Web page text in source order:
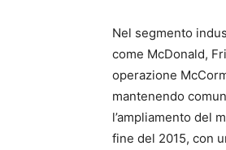
Nel segmento
come McDonald,
operazione
mantenendo
l’ampliamento del
fine del 2015, con